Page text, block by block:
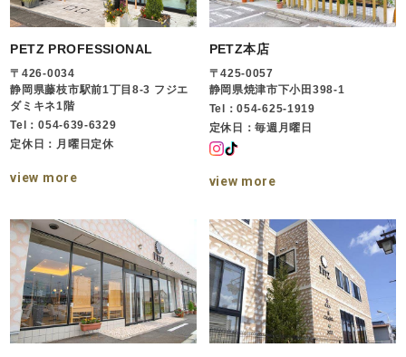
PETZ PROFESSIONAL
〒426-0034
静岡県藤枝市駅前1丁目8-3 フジエ
ダミキネ1階
Tel：054-639-6329
定休日：月曜日定休
view more
PETZ本店
〒425-0057
静岡県焼津市下小田398-1
Tel：054-625-1919
定休日：毎週月曜日
view more